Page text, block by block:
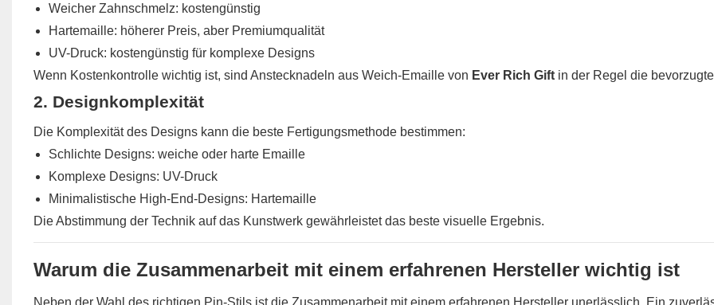
Weicher Zahnschmelz: kostengünstig
Hartemaille: höherer Preis, aber Premiumqualität
UV-Druck: kostengünstig für komplexe Designs
Wenn Kostenkontrolle wichtig ist, sind Anstecknadeln aus Weich-Emaille von Ever Rich Giftin der Regel die
2. Designkomplexität
Die Komplexität des Designs kann die beste Fertigungsmethode bestimmen:
Schlichte Designs: weiche oder harte Emaille
Komplexe Designs: UV-Druck
Minimalistische High-End-Designs: Hartemaille
Die Abstimmung der Technik auf das Kunstwerk gewährleistet das beste visuelle Ergebnis.
Warum die Zusammenarbeit mit einem erfahrenen Hersteller wichtig ist
Neben der Wahl des richtigen Pin-Stils ist die Zusammenarbeit mit einem erfahrenen Hersteller unerlässlich. Ein